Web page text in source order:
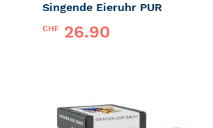
Singende Eieruhr PUR
CHF 26.90